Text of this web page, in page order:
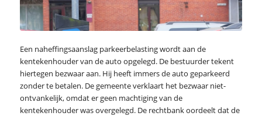
Een naheffingsaanslag parkeerbelasting wordt aan de
kentekenhouder van de auto opgelegd. De bestuurder tekent
hiertegen bezwaar aan. Hij heeft immers de auto geparkeerd
zonder te betalen. De gemeente verklaart het bezwaar niet-
ontvankelijk, omdat er geen machtiging van de
kentekenhouder was overgelegd. De rechtbank oordeelt dat de